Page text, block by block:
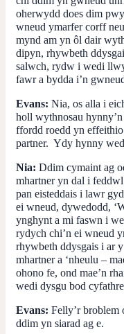
oherwydd does dim
wneud ymarfer corff
mynd am yn ôl dair
dipyn, rhywbeth
salwch, rydw i wedi
fawr a bydda i’n
Evans: Nia, os alla i
holl wythnosau
ffordd roedd yn effeithio
partner. Ydy hynny
Nia: Ddim cymaint ag
mhartner yn dal i
pan eisteddais i lawr
ei wneud, dywedodd,
ynghynt a mi faswn i
rydych chi’n ei wneud
rhywbeth ddysgais i ar
mhartner a ‘nheulu –
ohono fe, ond mae’n
wedi dysgu bod
Evans: Felly’r broblem
ddim yn siarad ag e.